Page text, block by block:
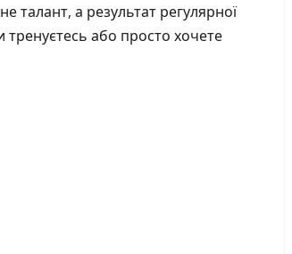
талант, а результат регулярної
або просто хочете